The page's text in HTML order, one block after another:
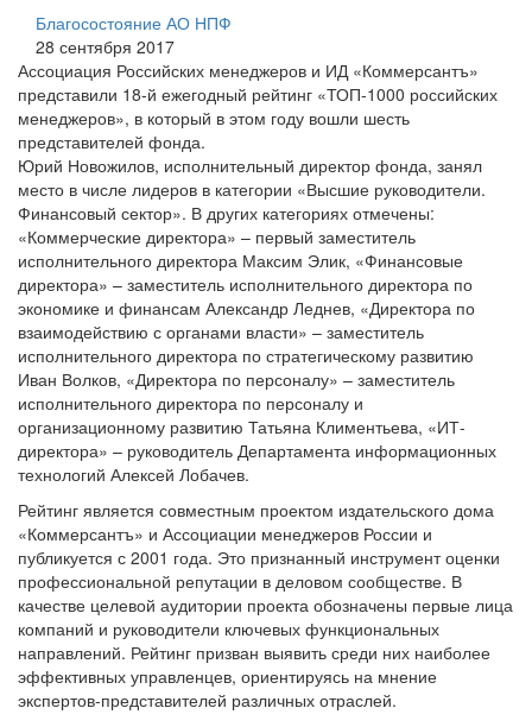
Благосостояние АО НПФ
28 сентября 2017
Ассоциация Российских менеджеров и ИД «Коммерсантъ»
представили 18-й ежегодный рейтинг «ТОП-1000 российских
менеджеров», в который в этом году вошли шесть
представителей фонда.
Юрий Новожилов, исполнительный директор фонда, занял
место в числе лидеров в категории «Высшие руководители.
Финансовый сектор». В других категориях отмечены:
«Коммерческие директора» – первый заместитель
исполнительного директора Максим Элик, «Финансовые
директора» – заместитель исполнительного директора по
экономике и финансам Александр Леднев, «Директора по
взаимодействию с органами власти» – заместитель
исполнительного директора по стратегическому развитию
Иван Волков, «Директора по персоналу» – заместитель
исполнительного директора по персоналу и
организационному развитию Татьяна Климентьева, «ИТ-
директора» – руководитель Департамента информационных
технологий Алексей Лобачев.
Рейтинг является совместным проектом издательского дома
«Коммерсантъ» и Ассоциации менеджеров России и
публикуется с 2001 года. Это признанный инструмент оценки
профессиональной репутации в деловом сообществе. В
качестве целевой аудитории проекта обозначены первые лица
компаний и руководители ключевых функциональных
направлений. Рейтинг призван выявить среди них наиболее
эффективных управленцев, ориентируясь на мнение
экспертов-представителей различных отраслей.